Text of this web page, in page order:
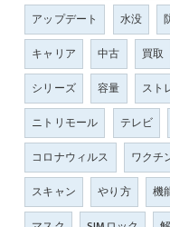
アップデート
水没
キャリア
中古 買取
シリーズ
容量
スト
ニトリモール
テレビ
コロナウィルス
ワクチ
スキャン
やり方 機